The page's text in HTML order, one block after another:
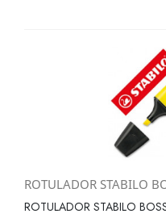
ROTULADOR STABILO
ROTULADOR STABILO